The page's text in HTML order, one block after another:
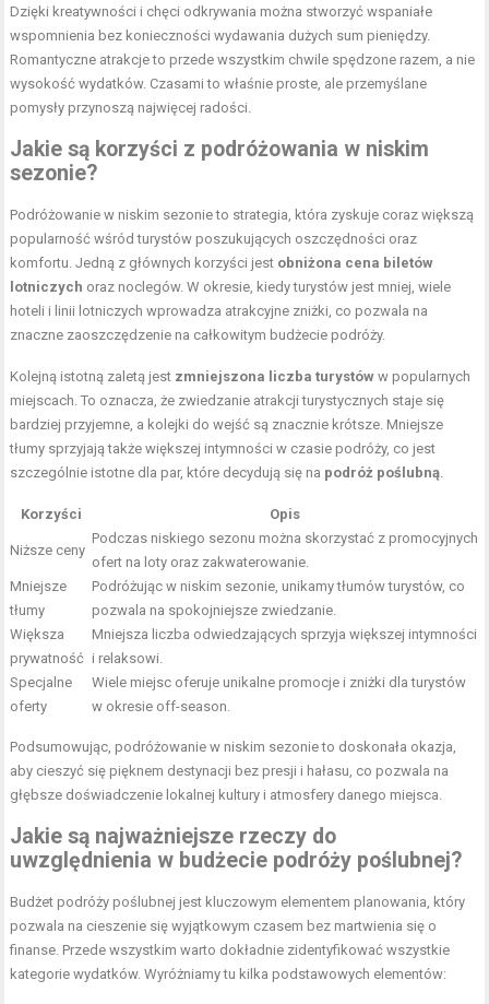
Dzięki kreatywności i chęci odkrywania można stworzyć wspaniałe
wspomnienia bez konieczności wydawania dużych sum pieniędzy.
Romantyczne atrakcje to przede wszystkim chwile spędzone razem, a nie
wysokość wydatków. Czasami to właśnie proste, ale przemyślane
pomysły przynoszą najwięcej radości.
Jakie są korzyści z podróżowania w niskim
sezonie?
Podróżowanie w niskim sezonie to strategia, która zyskuje coraz większą
popularność wśród turystów poszukujących oszczędności oraz
komfortu. Jedną z głównych korzyści jest obniżona cena biletów
lotniczych oraz noclegów. W okresie, kiedy turystów jest mniej, wiele
hoteli i linii lotniczych wprowadza atrakcyjne zniżki, co pozwala na
znaczne zaoszczędzenie na całkowitym budżecie podróży.
Kolejną istotną zaletą jest zmniejszona liczba turystów w popularnych
miejscach. To oznacza, że zwiedzanie atrakcji turystycznych staje się
bardziej przyjemne, a kolejki do wejść są znacznie krótsze. Mniejsze
tłumy sprzyjają także większej intymności w czasie podróży, co jest
szczególnie istotne dla par, które decydują się na podróż poślubną
Korzyści Opis
Niższe ceny
Podczas niskiego sezonu można skorzystać z promocyjnych
ofert na loty oraz zakwaterowanie.
Mniejsze
tłumy
Podróżując w niskim sezonie, unikamy tłumów turystów, co
pozwala na spokojniejsze zwiedzanie.
Większa
prywatność
Mniejsza liczba odwiedzających sprzyja większej intymności
i relaksowi.
Specjalne
oferty
Wiele miejsc oferuje unikalne promocje i zniżki dla turystów
w okresie off-season.
Podsumowując, podróżowanie w niskim sezonie to doskonała okazja,
aby cieszyć się pięknem destynacji bez presji i hałasu, co pozwala na
głębsze doświadczenie lokalnej kultury i atmosfery danego miejsca.
Jakie są najważniejsze rzeczy do
uwzględnienia w budżecie podróży poślubnej?
Budżet podróży poślubnej jest kluczowym elementem planowania, który
pozwala na cieszenie się wyjątkowym czasem bez martwienia się o
finanse. Przede wszystkim warto dokładnie zidentyfikować wszystkie
kategorie wydatków. Wyróżniamy tu kilka podstawowych elementów: